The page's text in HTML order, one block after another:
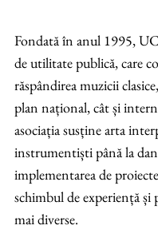
Fondată în anul 1995,
de utilitate publică, care
răspândirea muzicii
plan național, cât și
asociația susține arta
instrumentiști până la
implementarea de
schimbul de experiență
mai diverse.